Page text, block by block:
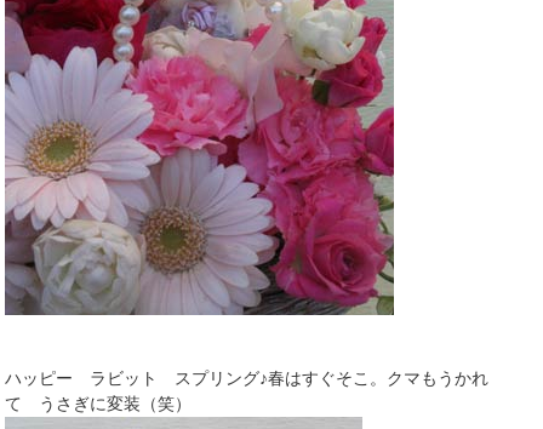
ハッピー ラビット スプリング♪春はすぐそこ。クマもうかれ
て うさぎに変装（笑）